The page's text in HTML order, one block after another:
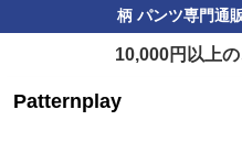
柄 パンツ専門通
10,000円以上
Patternplay